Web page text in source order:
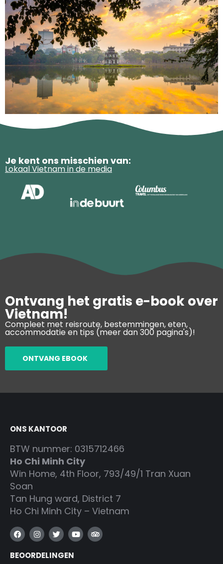
Je kent ons misschien van:
Lokaal Vietnam in de media
Ontvang het gratis e-book over
Vietnam!
Compleet met reisroute, bestemmingen, eten,
accommodatie en tips (meer dan 300 pagina's)!
ONTVANG EBOOK
ONS KANTOOR
BTW nummer: 0315712466
Ho Chi Minh City
Win Home, 4th Floor, 793/49/1 Tran Xuan
Soan
Tan Hung ward, District 7
Ho Chi Minh City – Vietnam
F
a
c
e
I
n
s
t
T
w
i
t
Y
o
T
r
BEOORDELINGEN